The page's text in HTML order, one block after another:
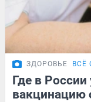
ЗДОРОВЬЕ ВСЁ
Где в
вакцинацию